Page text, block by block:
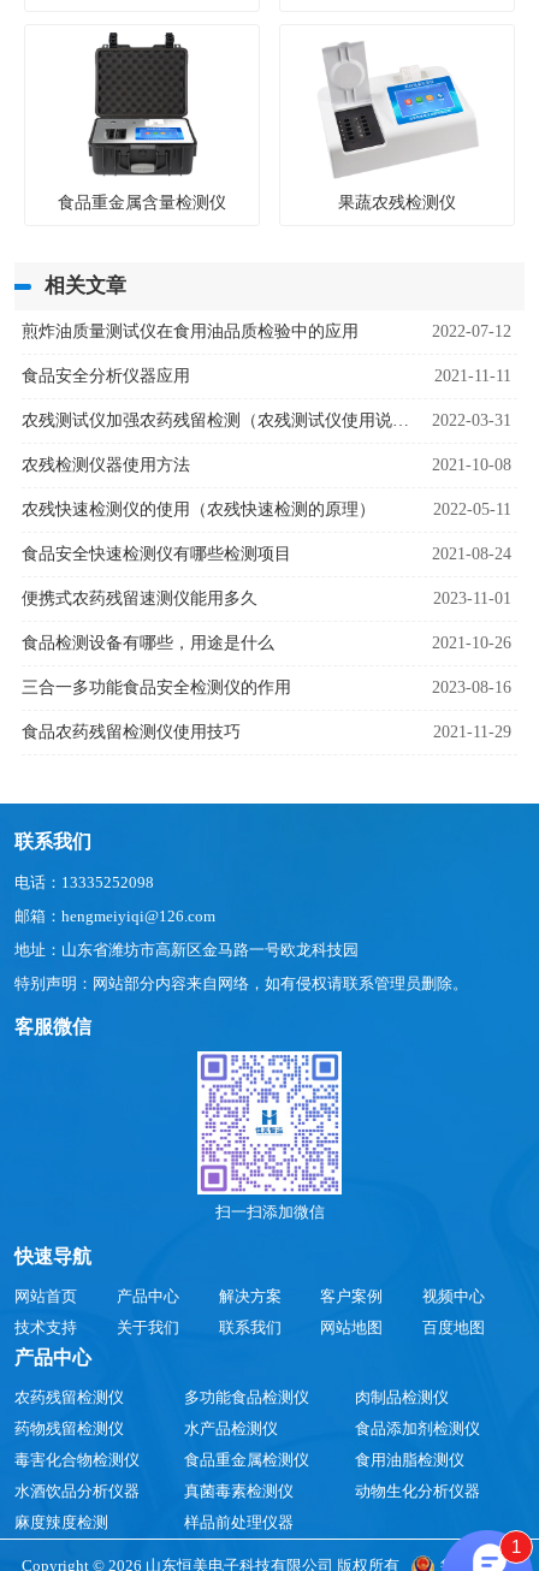
食品重金属含量检测仪 果蔬农残检测仪
相关文章
煎炸油质量测试仪在食用油品质检验中的应用 2022-07-12
食品安全分析仪器应用 2021-11-11
2022-03-31
农残检测仪器使用方法 2021-10-08
农残快速检测仪的使用（农残快速检测的原理） 2022-05-11
食品安全快速检测仪有哪些检测项目 2021-08-24
便携式农药残留速测仪能用多久 2023-11-01
食品检测设备有哪些，用途是什么 2021-10-26
三合一多功能食品安全检测仪的作用 2023-08-16
食品农药残留检测仪使用技巧 2021-11-29
联系我们
电话：13335252098
邮箱：hengmeiyiqi@126.com
地址：山东省潍坊市高新区金马路一号欧龙科技园
特别声明：网站部分内容来自网络，如有侵权请联系管理员删除。
客服微信
扫一扫添加微信
快速导航
网站首页 产品中心 解决方案 客户案例
视频中心
技术支持
关于我们 联系我们 网站地图 百度地图
产品中心
农药残留检测仪 多功能食品检测仪
肉制品检测仪
药物残留检测仪
水产品检测仪
食品添加剂检测仪
毒害化合物检测仪
食品重金属检测仪
食用油脂检测仪
水酒饮品分析仪器
真菌毒素检测仪
动物生化分析仪器
麻度辣度检测
样品前处理仪器
Copyright © 2026 山东恒美电子科技有限公司 版权所有 鲁公网安备
1